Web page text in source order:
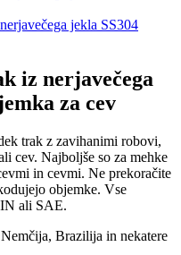
iz nerjavečega
za cev
trak z zavihanimi robovi,
cev. Najboljše so za mehke
in cevmi. Ne prekoračite
objemke. Vse
ali SAE.
Brazilija in nekatere